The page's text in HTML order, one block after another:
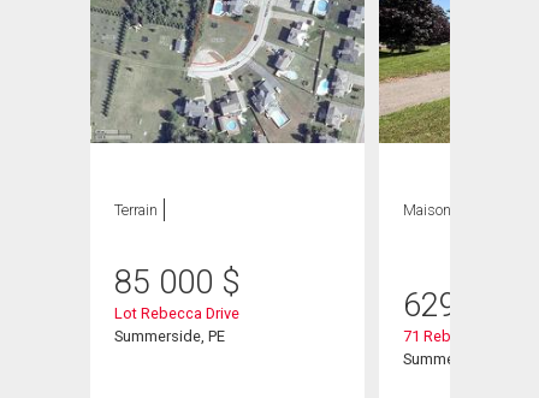
Terrain
85 000 $
Lot Rebecca Drive
Summerside, PE
Maison
629 900
71 Rebecca Drive
Summerside, PE